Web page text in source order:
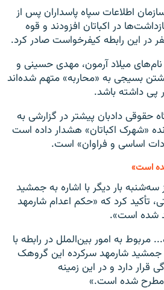
اطلاعات سپاه پاسداران پس از
در اکباتان افزودند و قوه
در این رابطه کیفرخواست صادر کرد.
میلاد آرمون، مهدی حسینی و
بسیجی به «محاربه» متهم شده‌اند
پی داشته باشد.
حقوقی دادبان پیشتر در گزارشی به
«شهرک اکباتان» هشدار داده است
اساسی و فراوان» است.
است»
بار دیگر با اشاره به جمشید
تأکید کرد که «حکم اعدام شارمهد
شده است».
مربوط به امور بین‌الملل در رابطه با
جمشید شارمهد سرکرده این گروهک
قرار دارد و در این زمینه
شده است.»